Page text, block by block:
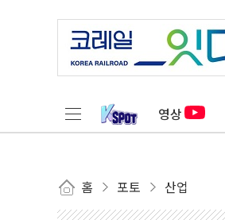
영상
홈 포토 산업